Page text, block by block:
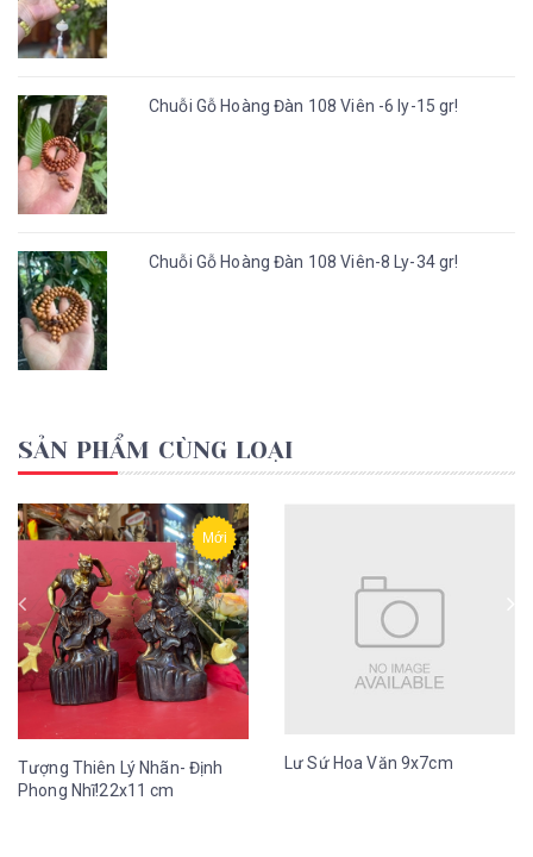
Chuỗi Gỗ Hoàng Đàn 108 Viên -6 ly-15 gr!
Chuỗi Gỗ Hoàng Đàn 108 Viên-8 Ly-34 gr!
SẢN PHẨM CÙNG LOẠI
Mới
Tượng Thiên Lý Nhãn- Định
Phong Nhĩ!22x11 cm
Lư Sứ Hoa Văn 9x7cm